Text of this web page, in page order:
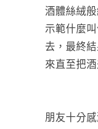
酒體絲絨
示範什麼
去，最終
來直至把
朋友十分